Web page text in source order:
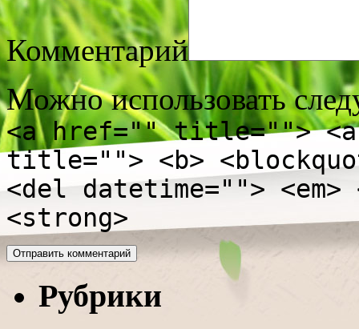
Комментарий
Можно использовать
<a href="" title="">
title=""> <b>
<del datetime="">
<strong>
Рубрики